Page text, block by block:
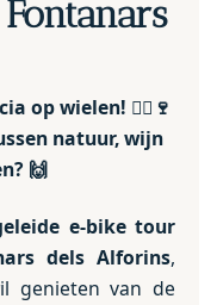
op wielen! 🚴‍♂️🍷
natuur, wijn
🙌
e-bike tour
dels Alforins,
genieten van de